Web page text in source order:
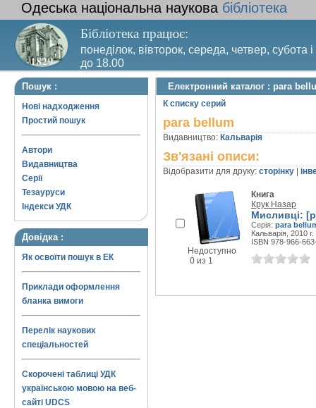
Одеська національна наукова бібліотека
Бібліотека працює:
понеділок, вівторок, середа, четвер, субота
до 18.00
Вихідний день – п’ятниця. Останній четвер
Пошук :
Нові надходження
Простий пошук
Автори
Видавництва
Серії
Тезауруси
Індекси УДК
Довідка :
Як освоїти пошук в ЕК
Приклади оформлення
бланка вимоги
Перелік наукових
спеціальностей
Скорочені таблиці УДК
українською мовою на веб-
сайті UDCS
Електронний каталог : para
К списку серий
para bellum
Видавництво: Кальварія
Зв'язані описи:
Відобразити для друку: сторінку
Недоступно
0 из 1
Книга
Крук Назар
Мисливці:
Серія: para
Кальварія, 2010 г.
ISBN 978-966-